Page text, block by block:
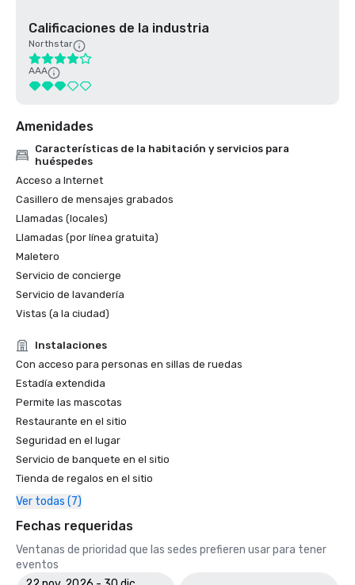
Calificaciones de la industria
Northstar
AAA
Amenidades
Características de la habitación y servicios para
huéspedes
Acceso a Internet
Casillero de mensajes grabados
Llamadas (locales)
Llamadas (por línea gratuita)
Maletero
Servicio de concierge
Servicio de lavandería
Vistas (a la ciudad)
Instalaciones
Con acceso para personas en sillas de ruedas
Estadía extendida
Permite las mascotas
Restaurante en el sitio
Seguridad en el lugar
Servicio de banquete en el sitio
Tienda de regalos en el sitio
Ver todas (7)
Fechas requeridas
Ventanas de prioridad que las sedes prefieren usar para tener
eventos